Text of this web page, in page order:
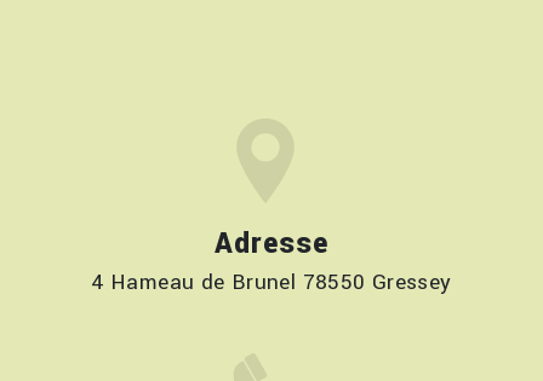
Adresse
4 Hameau de Brunel 78550 Gressey